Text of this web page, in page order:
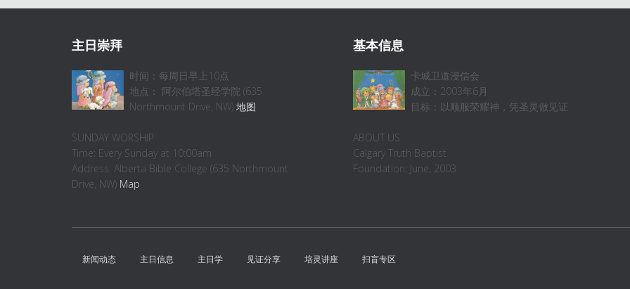
主日崇拜
时间：每周日早上10点
地点： 阿尔伯塔圣经学院 (635
Northmount Drive, NW) 地图
SUNDAY WORSHIP
Time: Every Sunday at 10:00am
Address: Alberta Bible College (635 Northmount
Drive, NW) Map
基本信息
卡城卫道浸信会
成立：2003年6月
目标：以顺服荣耀神，凭圣灵做见证
ABOUT US
Calgary Truth Baptist
Foundation: June, 2003
新闻动态 主日信息 主日学 见证分享 培灵讲座 扫盲专区